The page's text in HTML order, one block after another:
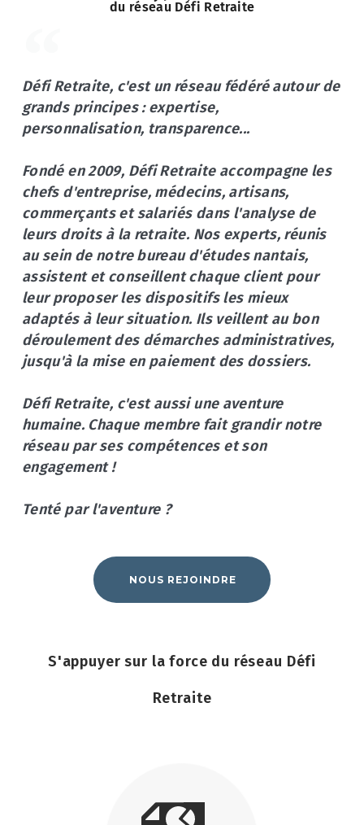
du réseau Défi Retraite
Défi Retraite, c'est un réseau fédéré autour de
grands principes : expertise,
personnalisation, transparence...
Fondé en 2009, Défi Retraite accompagne les
chefs d'entreprise, médecins, artisans,
commerçants et salariés dans l'analyse de
leurs droits à la retraite. Nos experts, réunis
au sein de notre bureau d'études nantais,
assistent et conseillent chaque client pour
leur proposer les dispositifs les mieux
adaptés à leur situation. Ils veillent au bon
déroulement des démarches administratives,
jusqu'à la mise en paiement des dossiers.
Défi Retraite, c'est aussi une aventure
humaine. Chaque membre fait grandir notre
réseau par ses compétences et son
engagement !
Tenté par l'aventure ?
NOUS REJOINDRE
S'appuyer sur la force du réseau Défi
Retraite